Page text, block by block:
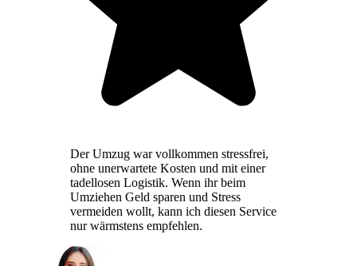
Der Umzug war vollkommen stressfrei,
ohne unerwartete Kosten und mit einer
tadellosen Logistik. Wenn ihr beim
Umziehen Geld sparen und Stress
vermeiden wollt, kann ich diesen Service
nur wärmstens empfehlen.